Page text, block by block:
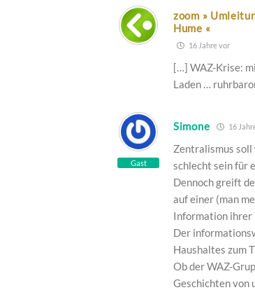
zoom »
Hume «
16 Jahre vor
[…] WAZ-Krise:
Laden …
Gast
Simone 16
Zentralismus soll
schlecht sein für
Dennoch greift
auf einer (man
Information ihrer
Der
Haushaltes zum
Ob der WAZ-
Geschichten von